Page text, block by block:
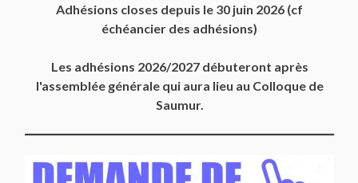
Adhésions closes depuis le 30 juin 2026 (cf
échéancier des adhésions)
Les adhésions 2026/2027 débuteront après
l'assemblée générale qui aura lieu au Colloque de
Saumur.